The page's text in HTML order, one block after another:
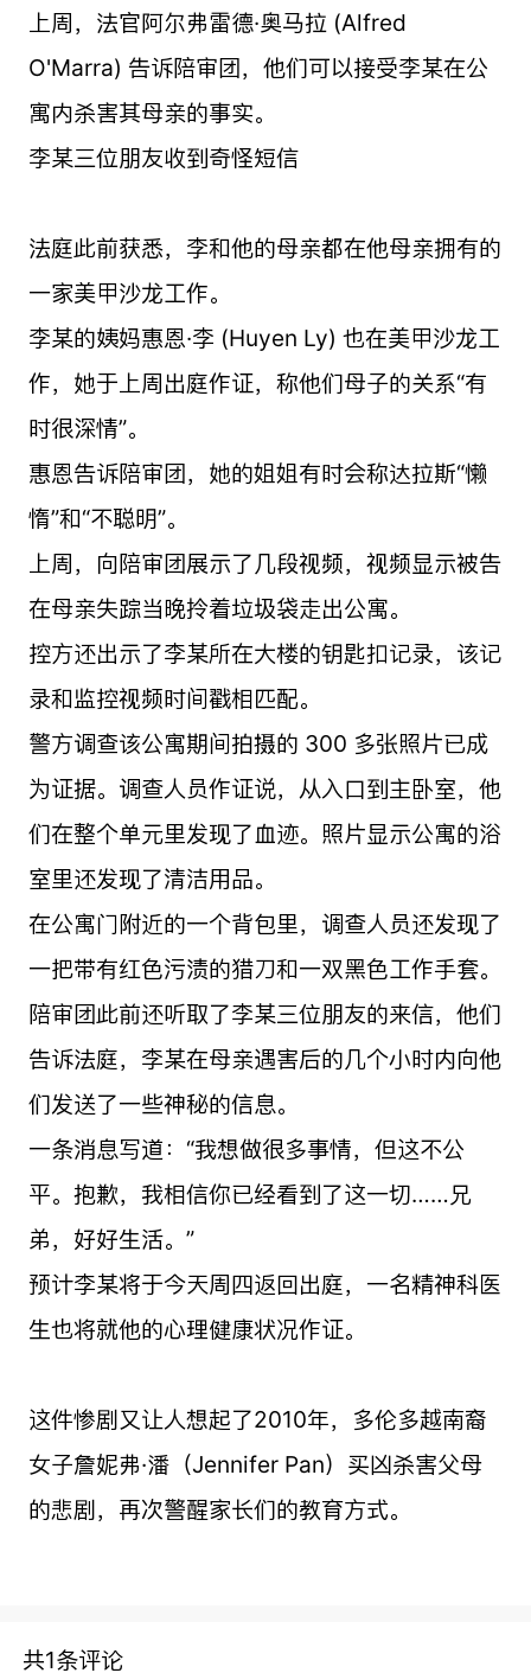
上周，法官阿尔弗雷德·奥马拉 (Alfred
O'Marra) 告诉陪审团，他们可以接受李某在公
寓内杀害其母亲的事实。
李某三位朋友收到奇怪短信
法庭此前获悉，李和他的母亲都在他母亲拥有的
一家美甲沙龙工作。
李某的姨妈惠恩·李 (Huyen Ly) 也在美甲沙龙工
作，她于上周出庭作证，称他们母子的关系“有
时很深情”。
惠恩告诉陪审团，她的姐姐有时会称达拉斯“懒
惰”和“不聪明”。
上周，向陪审团展示了几段视频，视频显示被告
在母亲失踪当晚拎着垃圾袋走出公寓。
控方还出示了李某所在大楼的钥匙扣记录，该记
录和监控视频时间戳相匹配。
警方调查该公寓期间拍摄的 300 多张照片已成
为证据。调查人员作证说，从入口到主卧室，他
们在整个单元里发现了血迹。照片显示公寓的浴
室里还发现了清洁用品。
在公寓门附近的一个背包里，调查人员还发现了
一把带有红色污渍的猎刀和一双黑色工作手套。
陪审团此前还听取了李某三位朋友的来信，他们
告诉法庭，李某在母亲遇害后的几个小时内向他
们发送了一些神秘的信息。
一条消息写道：“我想做很多事情，但这不公
平。抱歉，我相信你已经看到了这一切……兄
弟，好好生活。”
预计李某将于今天周四返回出庭，一名精神科医
生也将就他的心理健康状况作证。
这件惨剧又让人想起了2010年，多伦多越南裔
女子詹妮弗·潘（Jennifer Pan）买凶杀害父母
的悲剧，再次警醒家长们的教育方式。
共1条评论